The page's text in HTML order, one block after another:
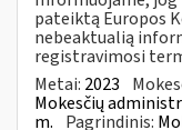
pateiktą Europos
nebeaktualią
registravimosi
Metai: 2023
Mokesčių
m. Pagrindinis: